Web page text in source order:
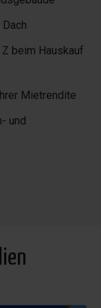
zwei Wochen
Aufenthalt,
Lassen Sie sich
dieses schöne
beim Hauskauf
Mietrendite
und